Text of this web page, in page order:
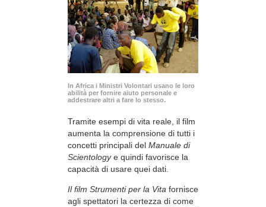
In Africa i Ministri Volontari usano le loro
abilità per fornire aiuto personale e
addestrare altri a fare lo stesso.
Tramite esempi di vita reale, il film
aumenta la comprensione di tutti i
concetti principali del Manuale di
Scientologye quindi favorisce la
capacità di usare quei dati.
Il film Strumenti per la Vita fornisce
agli spettatori la certezza di come